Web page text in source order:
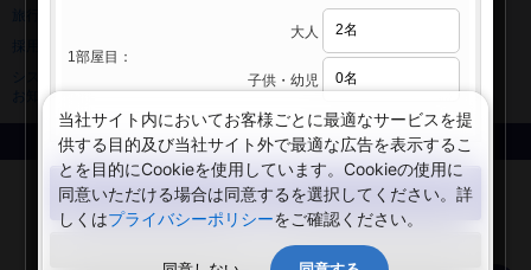
ニュースリリース
サイトマップ
お知らせ
Copyright © NIPPON TRAVEL AGENCY Co.,LTD. All rights reserved.
1部屋目：
大人
子供・幼児
検索する
閉じる
当社サイト内においてお客様ごとに最適なサービスを提
供する目的及び当社サイト外で最適な広告を表示するこ
とを目的にCookieを使用しています。Cookieの使用に
同意いただける場合は同意するを選択してください。詳
しくはプライバシーポリシーをご確認ください。